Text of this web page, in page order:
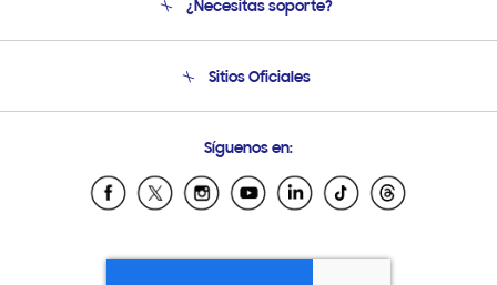
Soporte
¿Necesitas soporte?
Soporte vía eMail
Sitios Oficiales
Samsung Ecuador
Samsung El Salvador
Samsung Honduras
Síguenos en: